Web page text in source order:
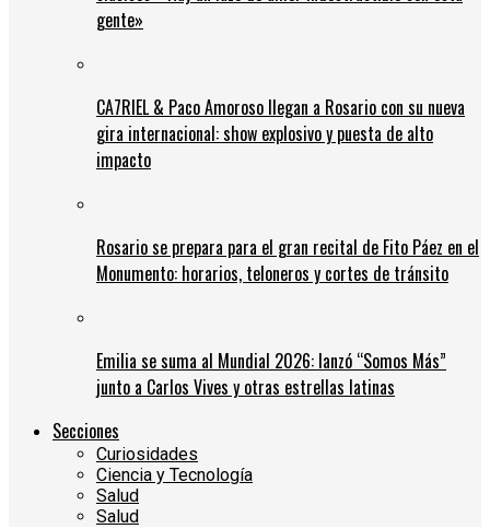
gente»
CA7RIEL & Paco Amoroso llegan a Rosario con su nueva
gira internacional: show explosivo y puesta de alto
impacto
Rosario se prepara para el gran recital de Fito Páez en el
Monumento: horarios, teloneros y cortes de tránsito
Emilia se suma al Mundial 2026: lanzó “Somos Más”
junto a Carlos Vives y otras estrellas latinas
Secciones
Curiosidades
Ciencia y Tecnología
Salud
Salud